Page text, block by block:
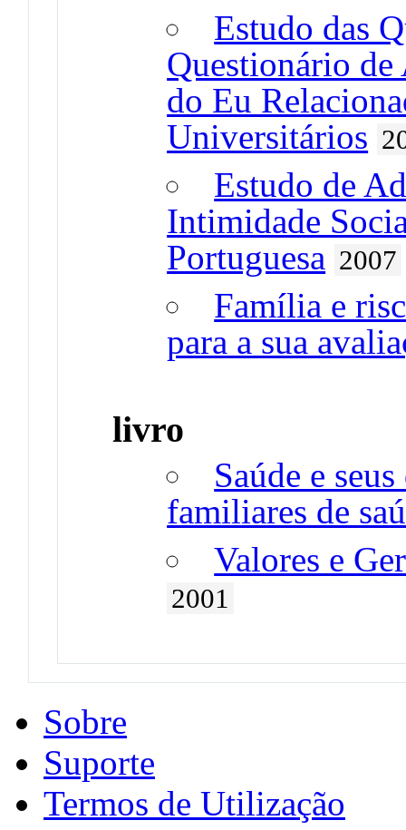
Estudo das
Questionário
do Eu
Universitários
Estudo de
Intimidade
Portuguesa 2007
Família e
para a sua
livro
Saúde e
familiares de
Valores e
2001
Sobre
Suporte
Termos de Utilização